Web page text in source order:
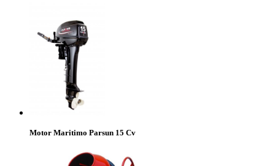
Motor Maritimo Parsun 15 Cv